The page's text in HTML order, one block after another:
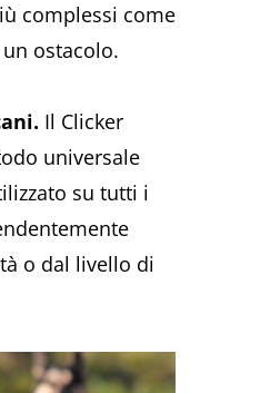
complessi come
ostacolo.
Il Clicker
universale
su tutti i
o dal livello di